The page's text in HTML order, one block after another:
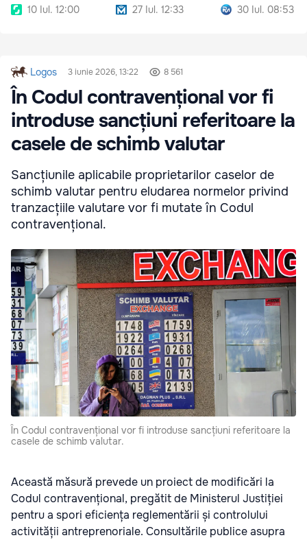
10 Iul. 12:00
27 Iul. 12:33
30 Iul. 08:53
Logos 3 iunie 2026, 13:22 8 561
În Codul contravențional vor fi
introduse sancțiuni referitoare la
casele de schimb valutar
Sancțiunile aplicabile proprietarilor caselor de
schimb valutar pentru eludarea normelor privind
tranzacțiile valutare vor fi mutate în Codul
contravențional.
În Codul contravențional vor fi introduse sancțiuni referitoare la
casele de schimb valutar.
Această măsură prevede un proiect de modificări la
Codul contravențional, pregătit de Ministerul Justiției
pentru a spori eficiența reglementării și controlului
activității antreprenoriale. Consultările publice asupra